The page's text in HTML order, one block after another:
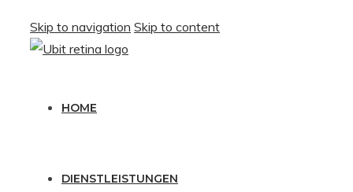
Skip to navigation Skip to content
HOME
DIENSTLEISTUNGEN